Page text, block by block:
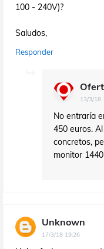
100 - 240V)?
Saludos,
Responder
13/3/18
No entraría
450 euros.
concretos,
monitor
Unknown
17/3/18 19:26